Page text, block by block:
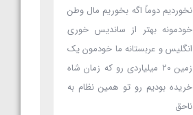
نخوردیم دوماً اگه بخوریم مال وطن
خودمونه بهتر از ساندیس خوری
انگلیس و عربستانه ما خودمون یک
زمین ۲۰ میلیاردی رو که زمان شاه
خریده بودیم رو تو همین نظام به
ناحق